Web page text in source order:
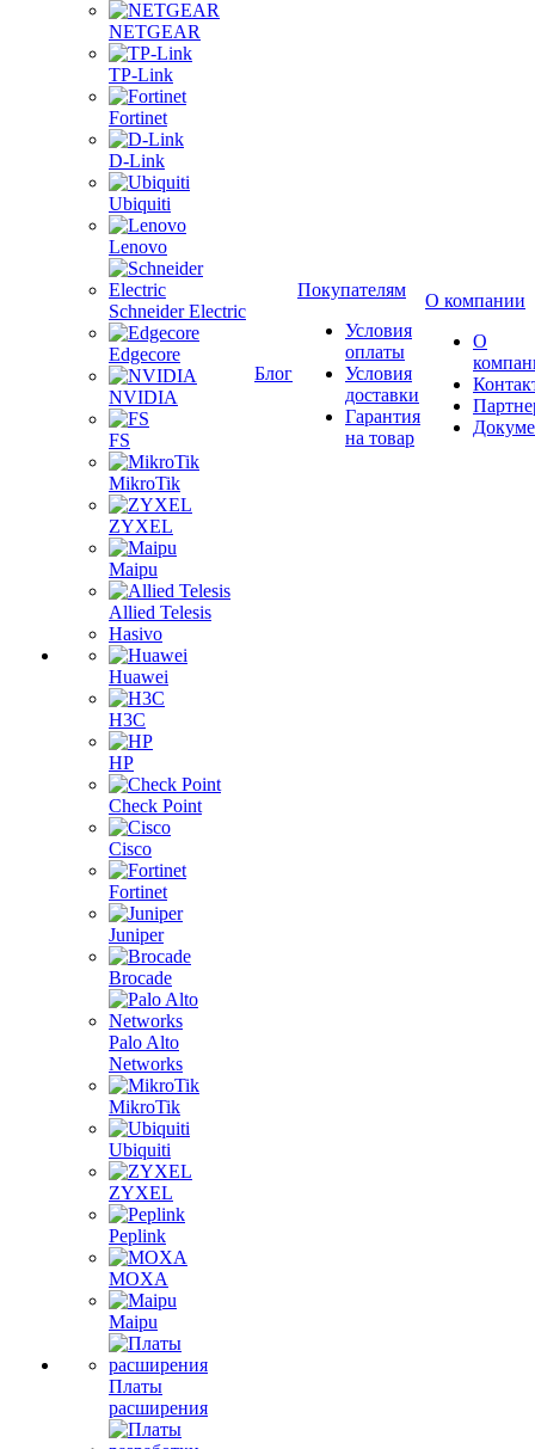
NETGEAR
TP-Link
Fortinet
D-Link
Ubiquiti
Lenovo
Schneider Electric
Edgecore
NVIDIA
FS
MikroTik
ZYXEL
Maipu
Allied Telesis
Hasivo
Huawei
H3C
HP
Check Point
Cisco
Fortinet
Juniper
Brocade
Palo Alto
Networks
MikroTik
Ubiquiti
ZYXEL
Peplink
MOXA
Maipu
Платы
расширения
Блог
Покупателям
Условия
оплаты
Условия
доставки
Гарантия
на товар
О компании
О